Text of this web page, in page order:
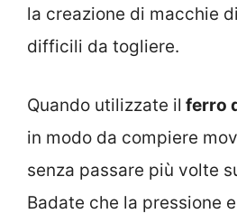
la creazione di macchie
difficili da togliere.
Quando utilizzate il ferro
in modo da compiere
senza passare più volte
Badate che la pressione